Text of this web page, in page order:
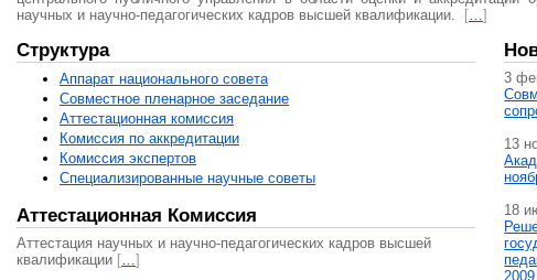
научных и научно-педагогических кадров высшей квалификации.
[…]
Структура
Аппарат национального совета
Совместное пленарное заседание
Аттестационная комисcия
Комиссия по аккредитации
Комиссия экспертов
Специализированные научные советы
Аттестационная Комиссия
Аттестация научных и научно-педагогических кадров высшей
квалификации […]
3
13
18